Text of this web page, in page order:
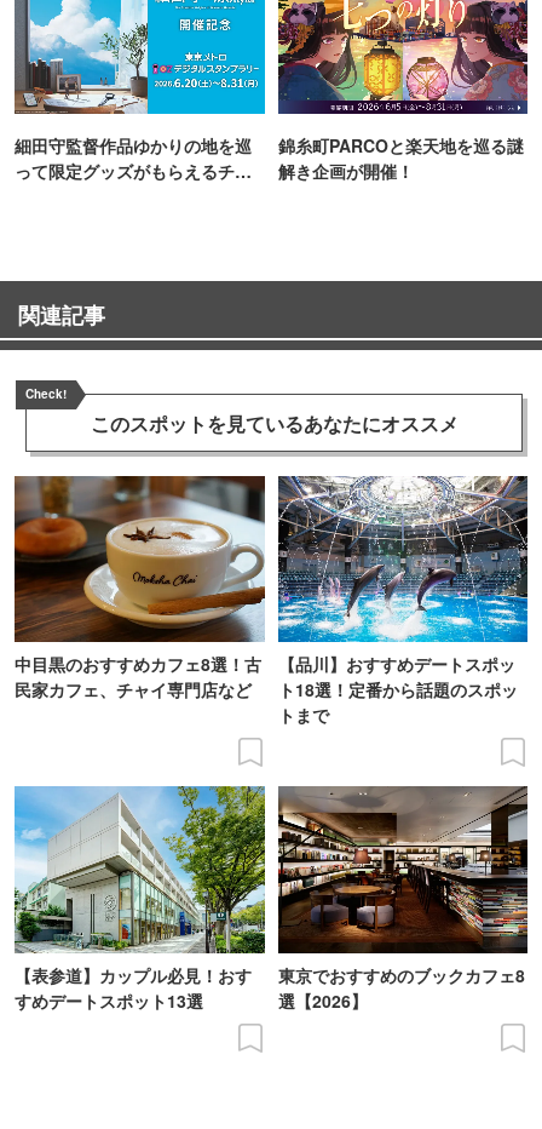
細田守監督作品ゆかりの地を巡
って限定グッズがもらえるチャ
錦糸町PARCOと楽天地を巡る謎
解き企画が開催！
関連記事
Check!
このスポットを見ているあなたにオススメ
中目黒のおすすめカフェ8選！古
民家カフェ、チャイ専門店など
【品川】おすすめデートスポッ
ト18選！定番から話題のスポッ
トまで
【表参道】カップル必見！おす
すめデートスポット13選
東京でおすすめのブックカフェ8
選【2026】